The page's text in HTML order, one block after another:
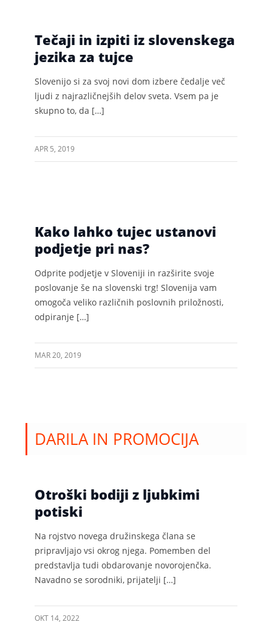
Tečaji in izpiti iz slovenskega
jezika za tujce
Slovenijo si za svoj novi dom izbere čedalje več
ljudi z najrazličnejših delov sveta. Vsem pa je
skupno to, da […]
APR 5, 2019
Kako lahko tujec ustanovi
podjetje pri nas?
Odprite podjetje v Sloveniji in razširite svoje
poslovanje še na slovenski trg! Slovenija vam
omogoča veliko različnih poslovnih priložnosti,
odpiranje […]
MAR 20, 2019
DARILA IN PROMOCIJA
Otroški bodiji z ljubkimi
potiski
Na rojstvo novega družinskega člana se
pripravljajo vsi okrog njega. Pomemben del
predstavlja tudi obdarovanje novorojenčka.
Navadno se sorodniki, prijatelji […]
OKT 14, 2022